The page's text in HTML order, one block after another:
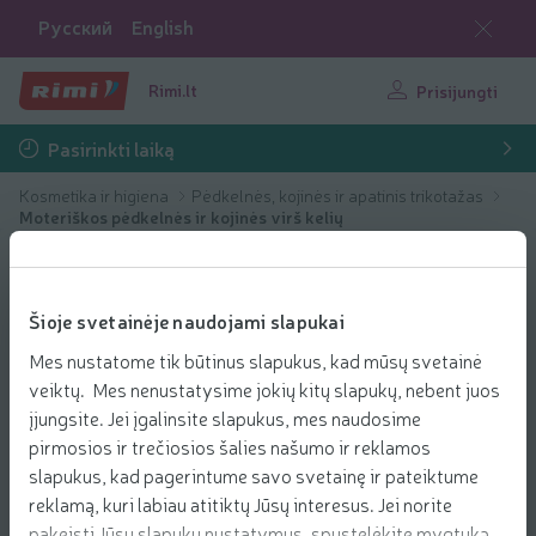
Šioje svetainėje naudojami slapukai
Mes nustatome tik būtinus slapukus, kad mūsų svetainė
veiktų. Mes nenustatysime jokių kitų slapukų, nebent juos
įjungsite. Jei įgalinsite slapukus, mes naudosime
pirmosios ir trečiosios šalies našumo ir reklamos
slapukus, kad pagerintume savo svetainę ir pateiktume
reklamą, kuri labiau atitiktų Jūsų interesus. Jei norite
Русский English
Rimi.lt Prisijungti
Pasirinkti laiką
Kosmetika ir higiena
Pėdkelnės, kojinės ir apatinis trikotažas
Moteriškos pėdkelnės ir kojinės virš kelių